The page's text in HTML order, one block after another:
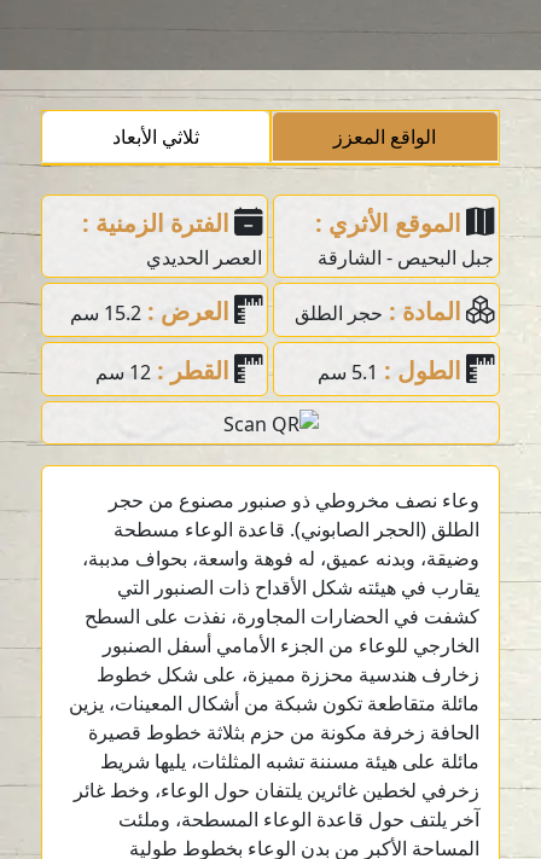
الواقع المعزز ثلاثي الأبعاد
الموقع الأثري :
جبل البحيص - الشارقة
الفترة الزمنية :
العصر الحديدي
المادة : حجر الطلق العرض : 15.2 سم
الطول : 5.1 سم القطر : 12 سم
وعاء نصف مخروطي ذو صنبور مصنوع من حجر
الطلق (الحجر الصابوني). قاعدة الوعاء مسطحة
وضيقة، وبدنه عميق، له فوهة واسعة، بحواف مدببة،
يقارب في هيئته شكل الأقداح ذات الصنبور التي
كشفت في الحضارات المجاورة، نفذت على السطح
الخارجي للوعاء من الجزء الأمامي أسفل الصنبور
زخارف هندسية محززة مميزة، على شكل خطوط
مائلة متقاطعة تكون شبكة من أشكال المعينات، يزين
الحافة زخرفة مكونة من حزم بثلاثة خطوط قصيرة
مائلة على هيئة مسننة تشبه المثلثات، يليها شريط
زخرفي لخطين غائرين يلتفان حول الوعاء، وخط غائر
آخر يلتف حول قاعدة الوعاء المسطحة، وملئت
المساحة الأكبر من بدن الوعاء بخطوط طولية